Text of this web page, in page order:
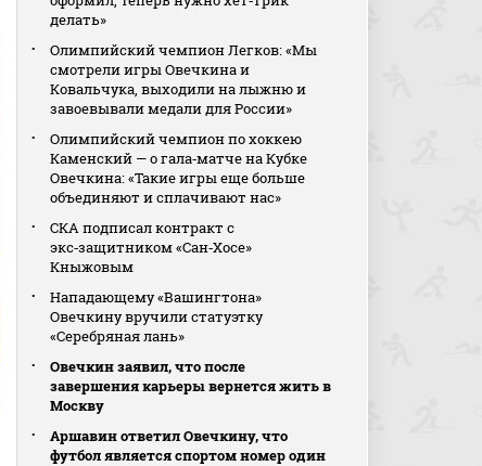
делать»
Олимпийский чемпион Легков: «Мы
смотрели игры Овечкина и
Ковальчука, выходили на лыжню и
завоевывали медали для России»
Олимпийский чемпион по хоккею
Каменский — о гала‑матче на Кубке
Овечкина: «Такие игры еще больше
объединяют и сплачивают нас»
СКА подписал контракт с
экс‑защитником «Сан‑Хосе»
Кныжовым
Нападающему «Вашингтона»
Овечкину вручили статуэтку
«Серебряная лань»
Овечкин заявил, что после
завершения карьеры вернется жить в
Москву
Аршавин ответил Овечкину, что
футбол является спортом номер один